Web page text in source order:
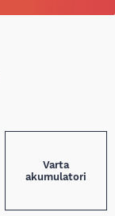
Varta
akumulatori